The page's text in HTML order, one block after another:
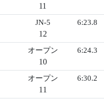
11
JN-5
12
6:23.8
オープン
10
6:24.3
オープン
11
6:30.2